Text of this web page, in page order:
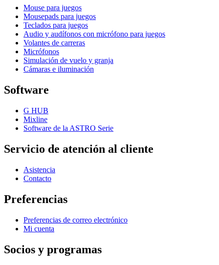
Mouse para juegos
Mousepads para juegos
Teclados para juegos
Audio y audífonos con micrófono para juegos
Volantes de carreras
Micrófonos
Simulación de vuelo y granja
Cámaras e iluminación
Software
G HUB
Mixline
Software de la ASTRO Serie
Servicio de atención al cliente
Asistencia
Contacto
Preferencias
Preferencias de correo electrónico
Mi cuenta
Socios y programas